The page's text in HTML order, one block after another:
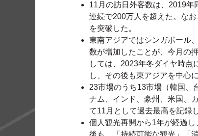
11月の訪日外客数は、2019年
連続で200万人を超えた。な
を突破した。
東南アジアではシンガポール
数が増加したことが、今月の
しては、2023年冬ダイヤ時点
し、その後も東アジアを中心
23市場のうち13市場（韓国、
ナム、インド、豪州、米国、
て11月として過去最高を記録し
個人観光再開から1年が経過
後も、「持続可能な観光」「